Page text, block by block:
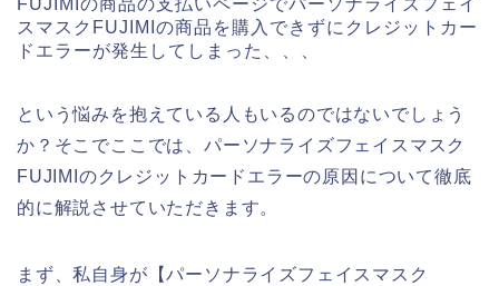
FUJIMIの商品の支払いページでパーソナライズフェイ
スマスクFUJIMIの商品を購入できずにクレジットカー
ドエラーが発生してしまった、、、
という悩みを抱えている人もいるのではないでしょう
か？そこでここでは、パーソナライズフェイスマスク
FUJIMIのクレジットカードエラーの原因について徹底
的に解説させていただきます。
まず、私自身が【パーソナライズフェイスマスク